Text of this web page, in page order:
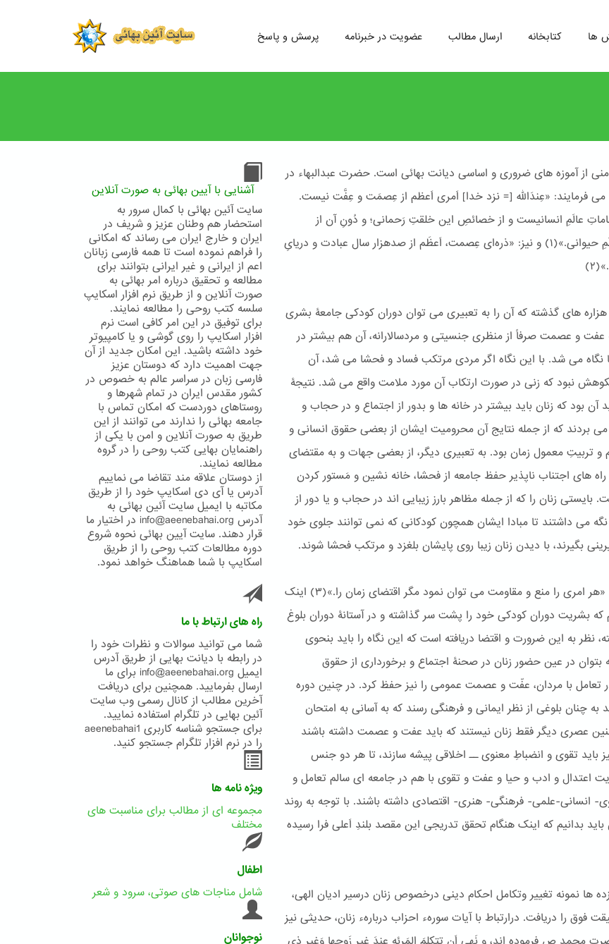
پرسش و پاسخ عضویت در خبرنامه ارسال مطالب کتابخانه ها
از آموزه های ضروری و اساسی دیانت بهائی است. حضرت عبدالبهاء در
فرمایند: «عِندَاللّه [= نزد خدا] اَمری اَعظم از عِصمَت و عِفَّت نیست.
عالَمِ انسانیست و از خصائصِ این خلقتِ رَحمانی؛ و دُونِ آن از
مُقتضیاتِ عالَمِ حیوانی.»(١) و نیز: «ذره‌ای عِصمت، اَعظَم از صدهزار سال عبادت و دریایِ
های گذشته که آن را به تعبیری می توان دوران کودکی جامعۀ بشری
و عصمت صرفاً از منظری جنسیتی و مردسالارانه، آن هم بیشتر در
نگاه می شد. با این نگاه اگر مردی مرتکب فساد و فحشا می شد، آن
نکوهش نبود که زنی در صورت ارتکاب آن مورد ملامت واقع می شد. نتیجۀ
آن بود که زنان باید بیشتر در خانه ها و بدور از اجتماع و در حجاب و
می بردند که از جمله نتایج آن محرومیت ایشان از بعضی حقوق انسانی و
و تربیتِ معمول زمان بود. به تعبیری دیگر، از بعضی جهات و به مقتضای
راه های اجتناب ناپذیر حفظ جامعه از فحشا، خانه نشین و مَستور کردن
بایستی زنان را که از جمله مظاهر بارز زیبایی اند در حجاب و یا دور از
می داشتند تا مبادا ایشان همچون کودکانی که نمی توانند جلوی خود
بگیرند، با دیدن زنان زیبا روی پایشان بلغزد و مرتکب فحشا شوند.
امّا از آنجا که «هر امری را منع و مقاومت می توان نمود مگر اقتضای زمان را.»(٣) اینک
که بشریت دوران کودکی خود را پشت سر گذاشته و در آستانۀ دوران بلوغ
نظر به این ضرورت و اقتضا دریافته است که این نگاه را باید بنحوی
بتوان در عین حضور زنان در صحنۀ اجتماع و برخورداری از حقوق
تعامل با مردان، عفّت و عصمت عمومی را نیز حفظ کرد. در چنین دوره
به چنان بلوغی از نظر ایمانی و فرهنگی رسند كه به آسانی به امتحان
عصری دیگر فقط زنان نیستند كه باید عفت و عصمت داشته باشند
باید تقوی و انضباطِ معنوی ــ اخلاقی پیشه سازند، تا هر دو جنس
اعتدال و ادب و حیا و عفت و تقوی با هم در جامعه ای سالم تعامل و
انسانی-علمی- فرهنگی- هنری- اقتصادی داشته باشند. با توجه به روند
باید بدانیم که اینک هنگام تحقق تدریجی این مقصد بلندِ اَعلی فرا رسیده
ها نمونه تغییر وتكامل احكام دینی درخصوص زنان درسیر ادیان الهی،
فوق را دریافت. درارتباط با آیات سورهء احزاب دربارهء زنان، حدیثی نیز
آشنایی با آیین بهائی به صورت آنلاین
سایت آئین بهائی با کمال سرور به
استحضار هم وطنان عزیز و شریف در
ایران و خارج ایران می رساند که امکانی
را فراهم نموده است تا همه فارسی زبانان
اعم از ایرانی و غیر ایرانی بتوانند برای
مطالعه و تحقیق درباره امر بهائی به
صورت آنلاین و از طریق نرم افزار اسکایپ
سلسه کتب روحی را مطالعه نمایند.
برای توفیق در این امر کافی است نرم
افزار اسکایپ را روی گوشی و یا کامپیوتر
خود داشته باشید. این امکان جدید از آن
جهت اهمیت دارد که دوستان عزیز
فارسی زبان در سراسر عالم به خصوص در
کشور مقدس ایران در تمام شهرها و
روستاهای دوردست که امکان تماس با
جامعه بهائی را ندارند می توانند از این
طریق به صورت آنلاین و امن با یکی از
راهنمایان بهایی کتب روحی را در گروه
مطالعه نمایند.
از دوستان علاقه مند تقاضا می نماییم
آدرس یا آی دی اسکایپ خود را از طریق
مکاتبه با ایمیل سایت آئین بهائی به
آدرس info@aeenebahai.org در اختیار ما
قرار دهند. سایت آیین بهائی نحوه شروع
دوره مطالعات کتب روحی را از طریق
اسکایپ با شما هماهنگ خواهد نمود.
راه های ارتباط با ما
شما می توانید سوالات و نظرات خود را
در رابطه با دیانت بهایی از طریق آدرس
ایمیل info@aeenebahai.org برای ما
ارسال بفرمایید. همچنین برای دریافت
آخرین مطالب از کانال رسمی وب سایت
آئین بهایی در تلگرام استفاده نمایید.
برای جستجو شناسه کاربری aeenebahai1
را در نرم افزار تلگرام جستجو کنید.
ویژه نامه ها
مجموعه ای از مطالب برای مناسبت های
مختلف
اطفال
شامل مناجات های صوتی، سرود و شعر
نوجوانان